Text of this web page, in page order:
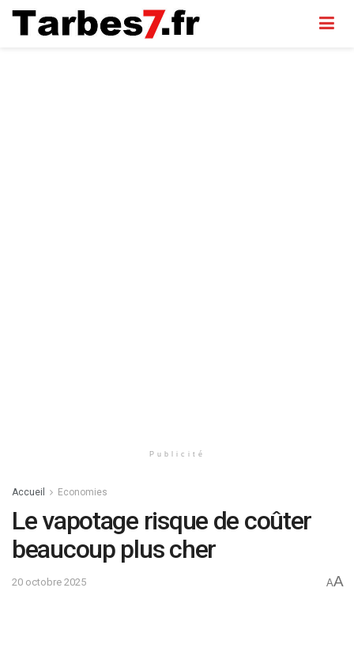
Publicité
Accueil Economies
Le vapotage risque de coûter
beaucoup plus cher
20 octobre 2025 AA